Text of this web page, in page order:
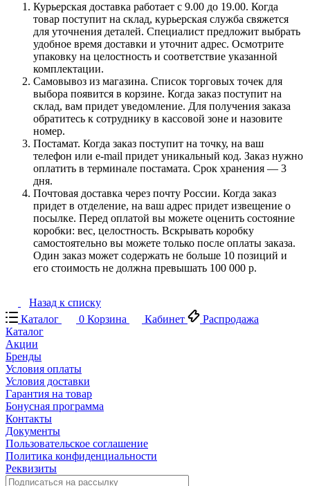
Курьерская доставка работает с 9.00 до 19.00. Когда
товар поступит на склад, курьерская служба свяжется
для уточнения деталей. Специалист предложит выбрать
удобное время доставки и уточнит адрес. Осмотрите
упаковку на целостность и соответствие указанной
комплектации.
Самовывоз из магазина. Список торговых точек для
выбора появится в корзине. Когда заказ поступит на
склад, вам придет уведомление. Для получения заказа
обратитесь к сотруднику в кассовой зоне и назовите
номер.
Постамат. Когда заказ поступит на точку, на ваш
телефон или e-mail придет уникальный код. Заказ нужно
оплатить в терминале постамата. Срок хранения — 3
дня.
Почтовая доставка через почту России. Когда заказ
придет в отделение, на ваш адрес придет извещение о
посылке. Перед оплатой вы можете оценить состояние
коробки: вес, целостность. Вскрывать коробку
самостоятельно вы можете только после оплаты заказа.
Один заказ может содержать не больше 10 позиций и
его стоимость не должна превышать 100 000 р.
Назад к списку
Каталог
0 Корзина Кабинет
Распродажа
Каталог
Акции
Бренды
Условия оплаты
Условия доставки
Гарантия на товар
Бонусная программа
Контакты
Документы
Пользовательское соглашение
Политика конфиденциальности
Реквизиты